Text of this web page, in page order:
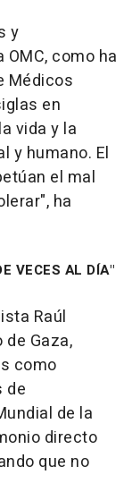
y
como ha
Médicos
en
vida y la
y humano. El
el mal
ha
VECES AL DÍA"
Raúl
Gaza,
como
de
de la
directo
que no